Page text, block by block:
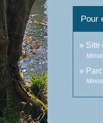
Pour
Site